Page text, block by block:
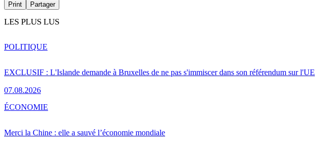
Print Partager
LES PLUS LUS
EXCLUSIF : L'Islande demande à Bruxelles de ne pas s'immiscer dans son référendum sur l'UE
07.08.2026
POLITIQUE
Merci la Chine : elle a sauvé l’économie mondiale
ÉCONOMIE